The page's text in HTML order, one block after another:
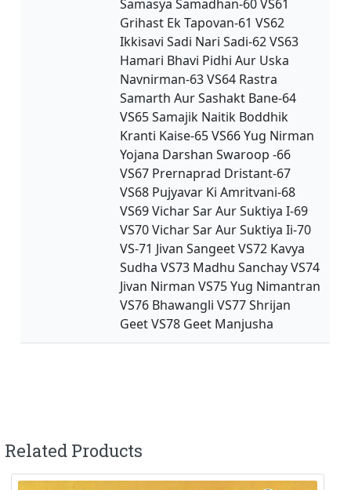
Samasya Samadhan-60 VS61
Grihast Ek Tapovan-61 VS62
Ikkisavi Sadi Nari Sadi-62 VS63
Hamari Bhavi Pidhi Aur Uska
Navnirman-63 VS64 Rastra
Samarth Aur Sashakt Bane-64
VS65 Samajik Naitik Boddhik
Kranti Kaise-65 VS66 Yug Nirman
Yojana Darshan Swaroop -66
VS67 Prernaprad Dristant-67
VS68 Pujyavar Ki Amritvani-68
VS69 Vichar Sar Aur Suktiya I-69
VS70 Vichar Sar Aur Suktiya Ii-70
VS-71 Jivan Sangeet VS72 Kavya
Sudha VS73 Madhu Sanchay VS74
Jivan Nirman VS75 Yug Nimantran
VS76 Bhawangli VS77 Shrijan
Geet VS78 Geet Manjusha
Related Products